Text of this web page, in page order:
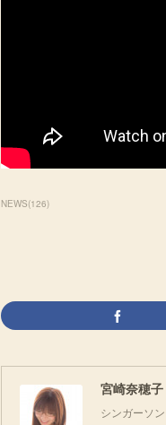
NEWS(126)
宮崎奈穂
シンガーソ